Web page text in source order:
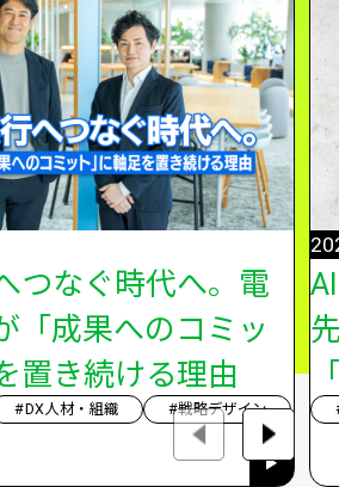
つなぐ時代へ。電
「成果へのコミッ
置き続ける理由
#DX人材・組織
#戦略デザイン